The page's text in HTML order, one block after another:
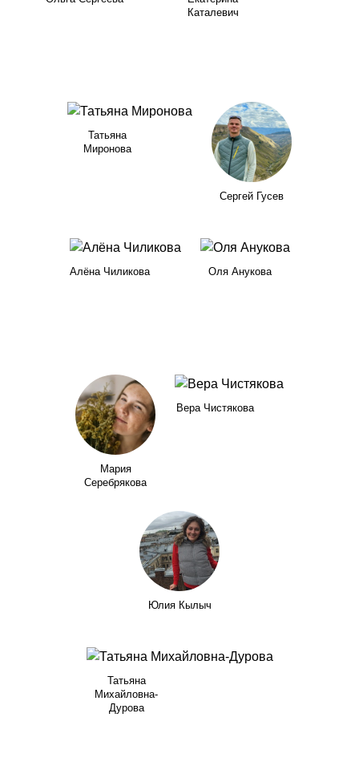
Каталевич
Татьяна
Миронова
Сергей Гусев
Алёна Чиликова Оля Анукова
Мария
Серебрякова
Вера Чистякова
Юлия Кылыч
Татьяна
Михайловна-
Дурова